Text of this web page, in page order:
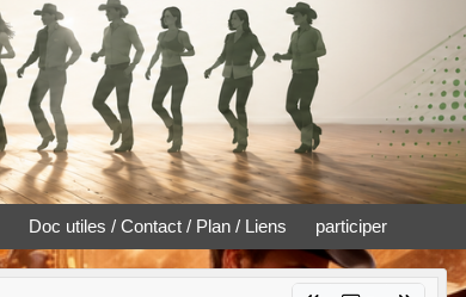
Doc utiles / Contact / Plan / Liens participer